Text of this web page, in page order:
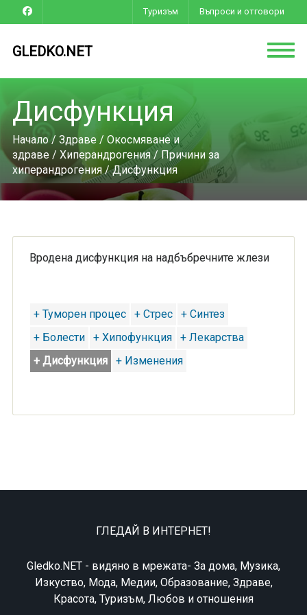
Туризъм Въпроси и отговори
GLEDKO.NET
Дисфункция
Начало/ Здраве/ Окосмяване и
здраве/ Хиперандрогения/Причини за
хиперандрогения/ Дисфункция
Вродена дисфункция на надбъбречните жлези
+ Туморен процес + Стрес
+ Синтез
+ Болести
+ Хипофункция
+ Лекарства
+ Дисфункция
+ Изменения
ГЛЕДАЙ В ИНТЕРНЕТ!
Gledko.NET - видяно в мрежата- За дома, Музика,
Изкуство, Мода, Медии, Образование, Здраве,
Красота, Туризъм, Любов и отношения